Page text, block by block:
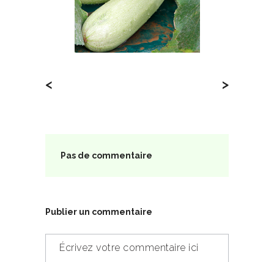
< >
Pas de commentaire
Publier un commentaire